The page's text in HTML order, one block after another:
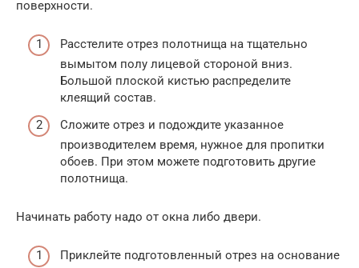
поверхности.
Расстелите отрез полотнища на тщательно
вымытом полу лицевой стороной вниз.
Большой плоской кистью распределите
клеящий состав.
Сложите отрез и подождите указанное
производителем время, нужное для пропитки
обоев. При этом можете подготовить другие
полотнища.
Начинать работу надо от окна либо двери.
Приклейте подготовленный отрез на основание